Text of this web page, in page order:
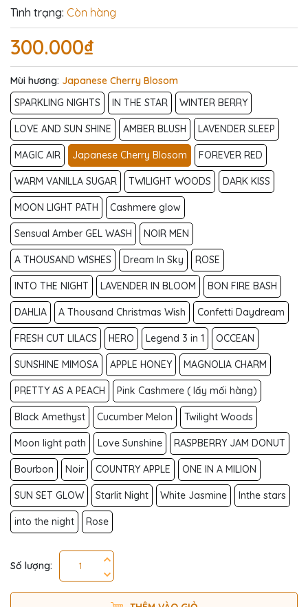
Tình trạng: Còn hàng
300.000₫
Mùi hương: Japanese Cherry Blosom
SPARKLING NIGHTS
IN THE STAR WINTER BERRY
LOVE AND SUN SHINE AMBER BLUSH LAVENDER SLEEP
MAGIC AIR Japanese Cherry Blosom FOREVER RED
WARM VANILLA SUGAR TWILIGHT WOODS DARK KISS
MOON LIGHT PATH Cashmere glow
Sensual Amber GEL WASH NOIR MEN
A THOUSAND WISHES Dream In Sky ROSE
INTO THE NIGHT LAVENDER IN BLOOM BON FIRE BASH
DAHLIA A Thousand Christmas Wish Confetti Daydream
FRESH CUT LILACS HERO Legend 3 in 1 OCCEAN
SUNSHINE MIMOSA APPLE HONEY MAGNOLIA CHARM
PRETTY AS A PEACH Pink Cashmere ( lấy mối hàng)
Black Amethyst Cucumber Melon Twilight Woods
Moon light path Love Sunshine RASPBERRY JAM DONUT
Bourbon Noir COUNTRY APPLE ONE IN A MILION
SUN SET GLOW Starlit Night White Jasmine Inthe stars
into the night Rose
Số lượng: